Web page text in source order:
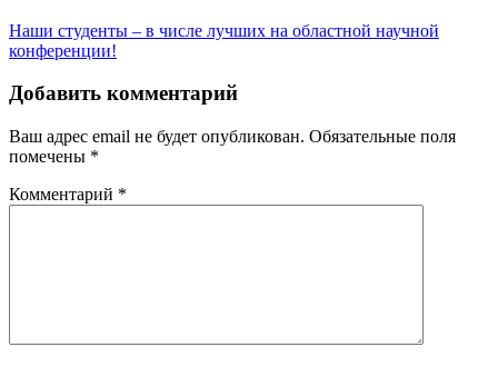
Наши студенты – в числе лучших на областной научной
конференции!
Добавить комментарий
Ваш адрес email не будет опубликован. Обязательные поля
помечены *
Комментарий *